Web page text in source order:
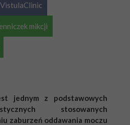
VistulaClinic
mikcji
jednym z podstawowych
stosowanych
zaburzeń oddawania moczu